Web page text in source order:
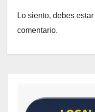
Lo siento, debes estar
comentario.